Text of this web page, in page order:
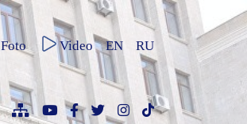
Foto Video EN RU